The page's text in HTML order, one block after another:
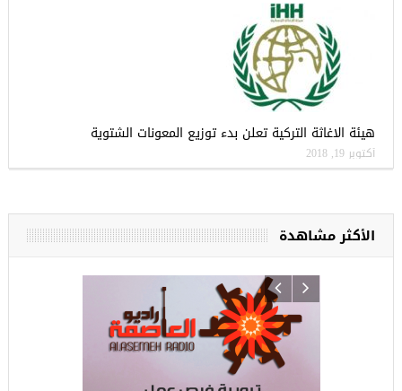
هيئة الاغاثة التركية تعلن بدء توزيع المعونات الشتوية
أكتوبر 19, 2018
الأكثر مشاهدة